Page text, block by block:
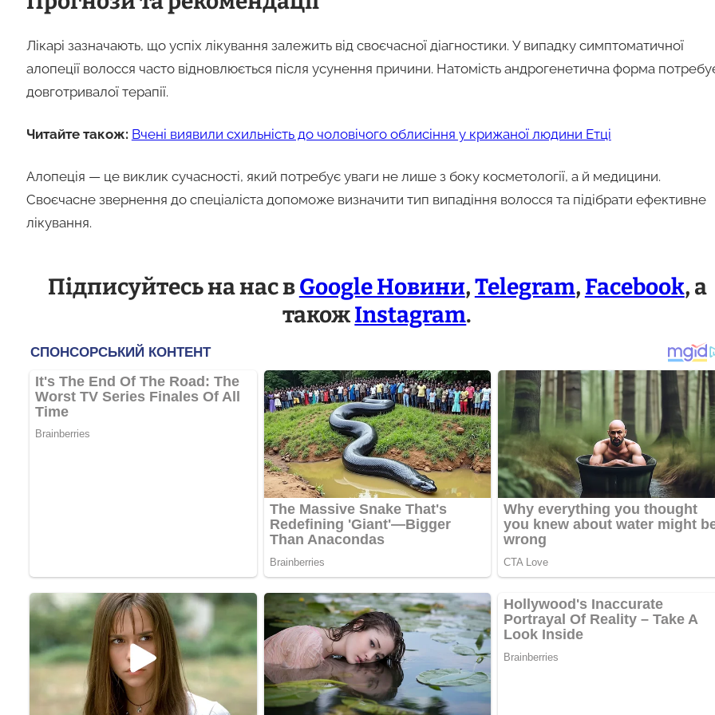
Лікарі зазначають, що успіх лікування залежить від своєчасної діагностики. У випадку симптоматичної
алопеції волосся часто відновлюється після усунення причини. Натомість андрогенетична форма
довготривалої терапії.
Читайте також: Вчені виявили схильність до чоловічого облисіння у крижаної людини Етці
Алопеція — це виклик сучасності, який потребує уваги не лише з боку косметології, а й медицини.
Своєчасне звернення до спеціаліста допоможе визначити тип випадіння волосся та підібрати ефективне
лікування.
Підписуйтесь на нас вGoogle Новини,Telegram, Facebook, а
такожInstagram.